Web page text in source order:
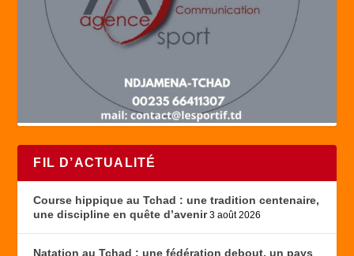
FIL D’ACTUALITÉ
Course hippique au Tchad : une tradition centenaire,
une discipline en quête d’avenir 3 août 2026
Natation au Tchad : une fédération debout, un pays